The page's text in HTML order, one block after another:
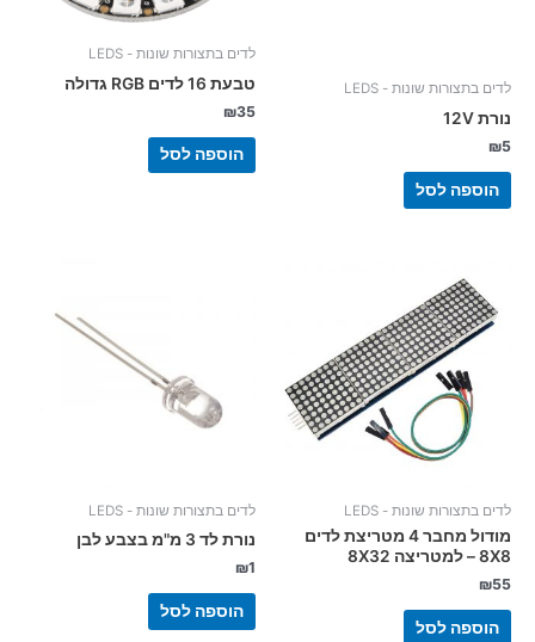
לדים בתצורות שונות - LEDS
נורת 12V
₪5
הוספה לסל
לדים בתצורות שונות - LEDS
טבעת 16 לדים RGB גדולה
₪35
הוספה לסל
לדים בתצורות שונות - LEDS
מודול מחבר 4 מטריצת לדים
8X8 – למטריצה 8X32
₪55
הוספה לסל
לדים בתצורות שונות - LEDS
נורת לד 3 מ"מ בצבע לבן
₪1
הוספה לסל